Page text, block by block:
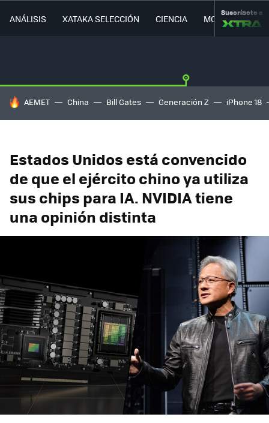
ANÁLISIS XATAKA SELECCIÓN CIENCIA MOVILIDAD
Suscríbete a
HOY SE HABLA DE
AEMET China Bill Gates Generación Z iPhone 18
Estados Unidos está convencido
de que el ejército chino ya utiliza
sus chips para IA. NVIDIA tiene
una opinión distinta